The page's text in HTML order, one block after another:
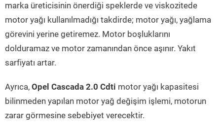
marka üreticisinin önerdiği speklerde ve viskozitede
motor yağı kullanılmadığı takdirde; motor yağı, yağlama
görevini yerine getiremez. Motor boşluklarını
dolduramaz ve motor zamanından önce aşınır. Yakıt
sarfiyatı artar.
Ayrıca, Opel Cascada 2.0 Cdti motor yağı kapasitesi
bilinmeden yapılan motor yağ değişim işlemi, motorun
zarar görmesine sebebiyet verecektir.